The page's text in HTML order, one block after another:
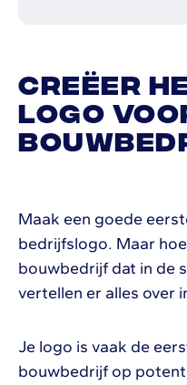
Creëer
logo
Maak een goede
bedrijfslogo. Maar
bouwbedrijf dat in de
vertellen er alles over
Je logo is vaak de
bouwbedrijf op